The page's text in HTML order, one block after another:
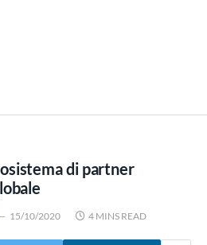
di partner
15/10/2020 4 MINS READ